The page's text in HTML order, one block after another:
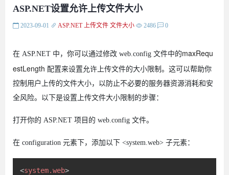
ASP.NET设置允许上传文件大小
2023-09-01 ASP.NET 上传文件 文件大小 2486 0
在 ASP.NET 中，你可以通过修改 web.config 文件中的maxRequ
estLength 配置来设置允许上传文件的大小限制。这可以帮助你
控制用户上传的文件大小，以防止不必要的服务器资源消耗和安
全风险。以下是设置上传文件大小限制的步骤：
打开你的 ASP.NET 项目的 web.config 文件。
在 configuration 元素下，添加以下 <system.web> 子元素：
<system.web>